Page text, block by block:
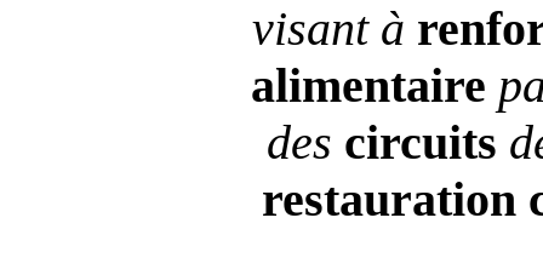
visant à
alimentaire
des circuits
restauration